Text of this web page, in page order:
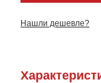
Нашли дешевле?